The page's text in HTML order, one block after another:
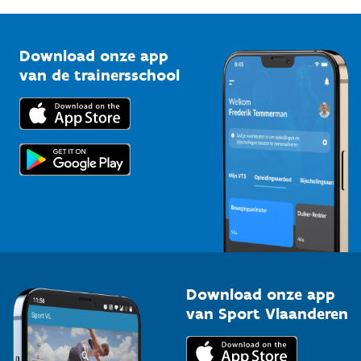
Bedrijven
Trainers en begeleiders
Topsporters
Vlaamse Trainersschool
Kennisplatform
Downloads
Voor de pers
Download onze app
van de trainersschool
Download onze app
van Sport Vlaanderen